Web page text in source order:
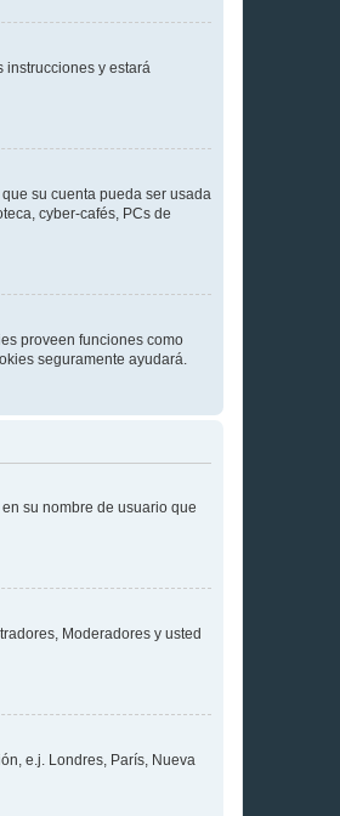
instrucciones y estará
su cuenta pueda ser usada
cyber-cafés, PCs de
proveen funciones como
seguramente ayudará.
su nombre de usuario que
Moderadores y usted
e.j. Londres, París, Nueva